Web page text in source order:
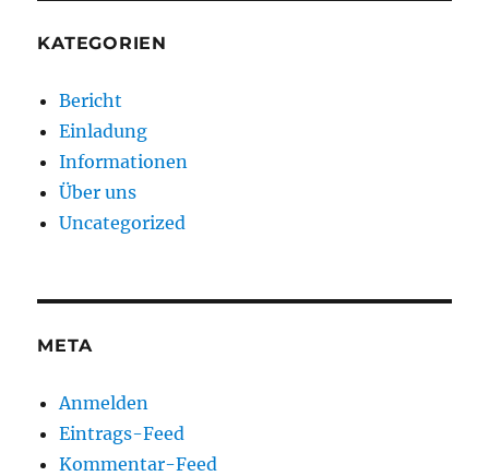
KATEGORIEN
Bericht
Einladung
Informationen
Über uns
Uncategorized
META
Anmelden
Eintrags-Feed
Kommentar-Feed